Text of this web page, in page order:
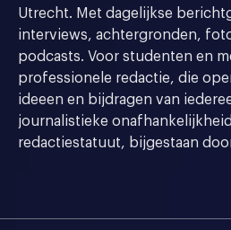
Utrecht. Met dagelijkse
interviews, achtergronden,
podcasts. Voor studenten en
professionele redactie, die
ideeen en bijdragen van
journalistieke
redactiestatuut, bijgestaan